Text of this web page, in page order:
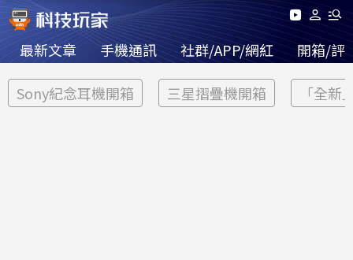
最新文章 手機通訊 社群/APP/網紅 開箱/評
Sony紀念耳機開箱 三星摺疊機開箱 「全新